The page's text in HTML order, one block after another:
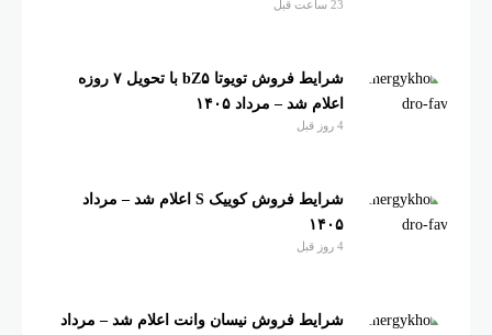
شرایط فروش تویوتا bZ۵ با تحویل ۷ روزه
اعلام شد – مرداد ۱۴۰۵
شرایط فروش کوییک S اعلام شد – مرداد
۱۴۰۵
شرایط فروش نیسان وانت اعلام شد – مرداد